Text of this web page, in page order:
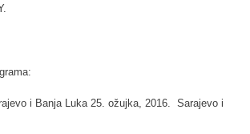
i Banja Luka 25. ožujka, 2016. Sarajevo i